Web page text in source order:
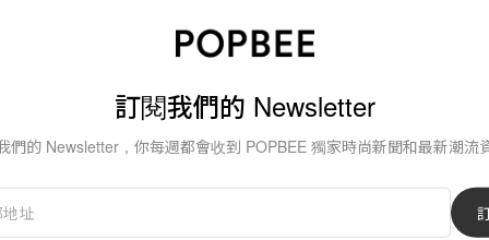
Maison Margiela 巴黎高訂：感
有 John Galliano！
看畢後，心中的激動久久不能平復
ByMatthew Lee/2024年2月1日
訂閱我們的 Newsletter
們的 Newsletter，你每週都會收到 POPBEE 獨家時尚新聞和最新潮流資